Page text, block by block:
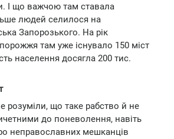
І що важчою там ставала
людей селилося на
Запорозького. На рік
там уже існувало 150 міст
населення досягла 200 тис.
розуміли, що таке рабство й не
до поневолення, навіть
неправославних мешканців